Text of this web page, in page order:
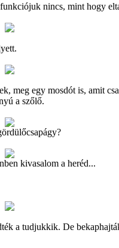
nincs, mint hogy
meg egy mosdót is, amit
a szőlő.
kivasalom a heréd...
a tudjukkik. De